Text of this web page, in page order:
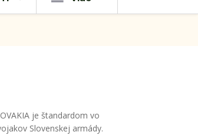
je štandardom vo
Slovenskej armády.